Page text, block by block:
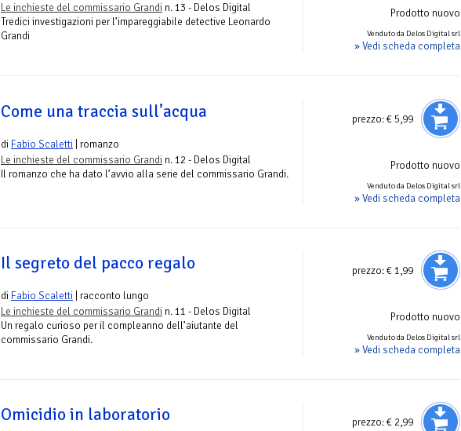
Prodotto nuovo
Venduto da Delos Digital srl
» Vedi scheda completa
Le inchieste del commissario Grandi n. 13 - Delos Digital
Tredici investigazioni per l’impareggiabile detective Leonardo
Grandi
prezzo:€ 5,99
Prodotto nuovo
Venduto da Delos Digital srl
» Vedi scheda completa
Come una traccia sull’acqua
di Fabio Scaletti | romanzo
Le inchieste del commissario Grandi n. 12 - Delos Digital
Il romanzo che ha dato l’avvio alla serie del commissario Grandi.
prezzo:€ 1,99
Prodotto nuovo
Venduto da Delos Digital srl
» Vedi scheda completa
Il segreto del pacco regalo
di Fabio Scaletti | racconto lungo
Le inchieste del commissario Grandi n. 11 - Delos Digital
Un regalo curioso per il compleanno dell’aiutante del
commissario Grandi.
prezzo:€ 2,99
Omicidio in laboratorio